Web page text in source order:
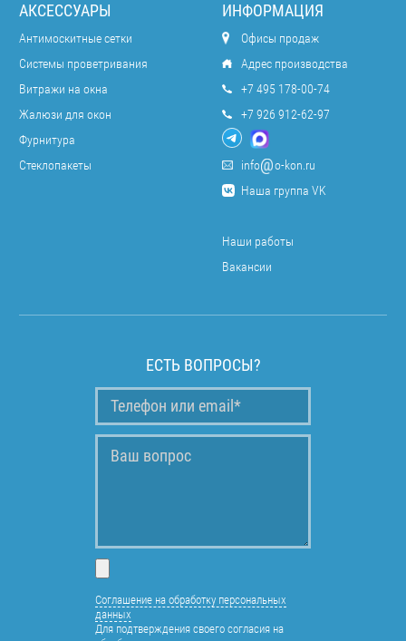
АКСЕССУАРЫ
Антимоскитные сетки
Системы проветривания
Витражи на окна
Жалюзи для окон
Фурнитура
Стеклопакеты
ИНФОРМАЦИЯ
Офисы продаж
Адрес производства
+7 495 178-00-74
+7 926 912-62-97
info
o-kon.ru
Наша группа VK
Наши работы
Вакансии
ЕСТЬ ВОПРОСЫ?
Соглашение на обработку персональных
данных
Для подтверждения своего согласия на